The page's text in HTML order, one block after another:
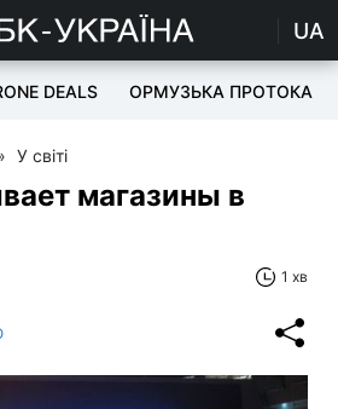
UA
DEALS ОРМУЗЬКА ПРОТОКА
У світі
магазины в
1 хв